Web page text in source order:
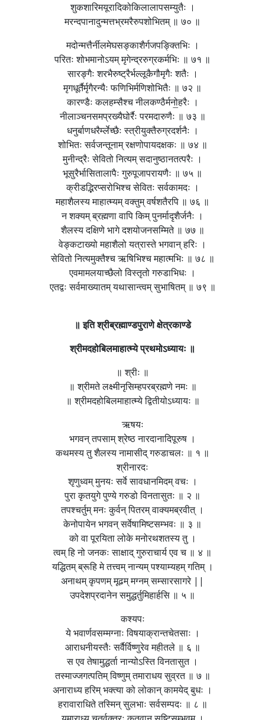
शुकशारिमयूरादिकोकिलालापसम्युतैः ।
मरन्दपानादुन्मत्तभ्रमरैरुपशोभितम् ॥ ७० ॥
मदोन्मत्तैर्नीलमेघसङ्काशैर्गजपङ्क्तिभिः ।
परितः शोभमानोऽयम् मृगेन्द्ररुग्रकर्मभिः ॥ ७१ ॥
सारङ्गैः शरभैरुष्ट्रैर्भल्लूकैगौमृगैः शतैः ।
मृगधूर्तैर्मृगैरन्यैः फणिभिर्मणिशोभितैः ॥ ७२ ॥
कारण्डैः कलहम्सैश्च नीलकण्ठैर्मनो॒हरैः ।
नीलाञ्चनसमप्रख्यैघोर्रैः परमदारुणैः ॥ ७३ ॥
धनुर्बाणधरैर्म्लेच्छैः स्त्रीयुक्तैरुग्रदर्शनैः ।
शोभितः सर्वजन्तूनाम् रक्षणोपायदक्षकः ॥ ७४ ॥
मुनीन्द्रैः सेवितो नित्यम् सदानुष्ठानतत्परैः ।
भूसुरैर्भासितालापैः गुरुपूजापरायणैः ॥ ७५ ॥
क्रीडद्भिरप्सरोभिश्च सेवितः सर्वकामदः ।
महाशैलस्य माहात्म्यम् वक्तुम् वर्षशतैरपि ॥ ७६ ॥
न शक्यम् ब्रह्मणा वापि किम् पुनर्मादृशैर्जनैः ।
शैलस्य दक्षिणे भागे दशयोजनसम्मिते ॥ ७७ ॥
वेङ्कटाख्यो महाशैलो यत्रास्ते भगवान् हरिः ।
सेवितो नित्यमुक्तैश्च ऋषिभिश्च महात्मभिः ॥ ७८ ॥
एवमामलयाच्छैलो विस्तृतो गरुडाभिधः ।
एतद्वः सर्वमाख्यातम् यथासान्त्वम् सुभाषितम् ॥ ७९ ॥
॥ इति श्रीब्रह्माण्डपुराणे क्षेत्रकाण्डे
श्रीमदहोबिलमाहात्म्येप्रथमोऽध्यायः ॥
॥ श्रीः ॥
॥ श्रीमते लक्ष्मीनृसिम्हपरब्रह्मणे नमः ॥
॥ श्रीमदहोबिलमाहात्म्ये द्वितीयोऽध्यायः ॥
ऋषयः
भगवन् तपसाम् श्रेष्ठ नारदानादिपूरुष ।
कथमस्य तु शैलस्य नामासीद् गरुडाचलः ॥ १ ॥
श्रीनारदः
शृणुध्वम् मुनयः सर्वे सावधानमिदम् वचः ।
पुरा कृतयुगे पुण्ये गरुडो विनतासुतः ॥ २ ॥
तपश्चर्तुम् मनः कुर्वन् पितरम् वाक्यमब्रवीत् ।
केनोपायेन भगवन् सर्वेषामिष्टसम्भवः ॥ ३ ॥
को वा पूरयिता लोके मनोरथशतस्य तु ।
त्वम् हि नो जनकः साक्षाद् गुरुराचार्य एव च ॥ ४ ॥
यद्धितम् ब्रूहि मे तत्त्वम् नान्यम् पश्याम्यहम् गतिम् ।
अनाथम् कृपणम् मूढम् मग्नम् सम्सारसागरे ||
उपदेशप्रदानेन समुद्धर्तुमिहार्हसि ॥ ५ ॥
कश्यपः
ये भवार्णवसम्मग्नाः विषयाक्रान्तचेतसाः ।
आराधनीयस्तैः सर्वैर्विष्णुरेव महीतले ॥ ६ ॥
स एव तेषामुद्धर्ता नान्योऽस्ति विनतासुत ।
तस्माज्जगत्पतिम् विष्णुम् तमाराधय सुव्रत ॥ ७ ॥
अनाराध्य हरिम् भक्त्या को लोकान् कामयेद् बुधः ।
हरावाराधिते तस्मिन् सुलभाः सर्वसम्पदः ॥ ८ ॥